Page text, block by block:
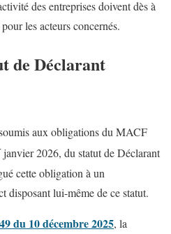
des entreprises doivent dès à
les acteurs concernés.
de Déclarant
aux obligations du MACF
janvier 2026, du statut de Déclarant
cette obligation à un
disposant lui-même de ce statut.
du 10 décembre 2025, la